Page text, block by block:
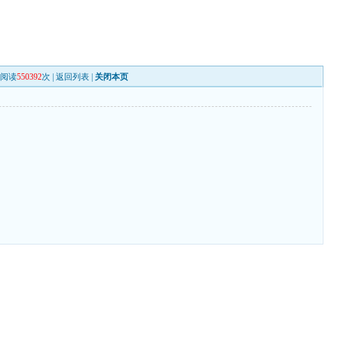
阅读550392次 |返回列表 关闭本页